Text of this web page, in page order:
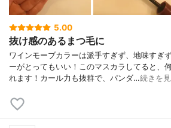
5.00
抜け感のあるまつ毛に
ワインモーブカラーは派手すぎず、地味すぎ
ーがとってもいい！このマスカラしてると、
れます！カール力も抜群で、パンダ…続きを